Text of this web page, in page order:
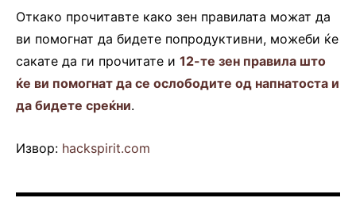
Откако прочитавте како зен правилата можат да
ви помогнат да бидете попродуктивни, можеби ќе
сакате да ги прочитате и 12-те зен правила што
ќе ви помогнат да се ослободите од напнатоста и
да бидете среќни.
Извор: hackspirit.com